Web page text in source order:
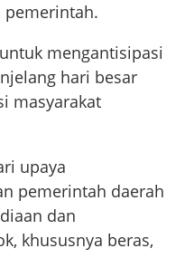
pemerintah.
mengantisipasi
hari besar
masyarakat
upaya
pemerintah daerah
dan
khususnya beras,